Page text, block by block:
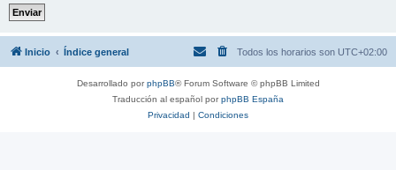
Inicio Índice general Todos los horarios son UTC+02:00
Desarrollado porphpBB® Forum Software © phpBB Limited
Traducción al español porphpBB España
Privacidad | Condiciones